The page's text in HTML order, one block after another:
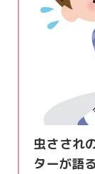
虫さされ
ターが語